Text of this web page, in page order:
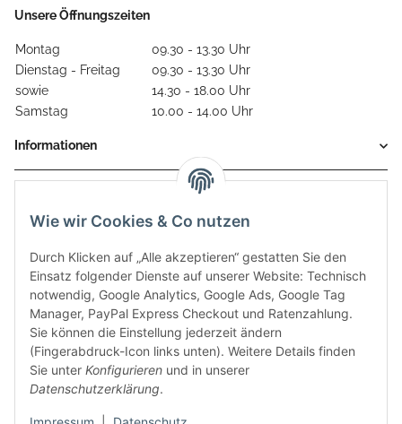
Wie wir Cookies & Co nutzen
Durch Klicken auf „Alle akzeptieren“ gestatten Sie den
Einsatz folgender Dienste auf unserer Website: Technisch
notwendig, Google Analytics, Google Ads, Google Tag
Manager, PayPal Express Checkout und Ratenzahlung.
Sie können die Einstellung jederzeit ändern
(Fingerabdruck-Icon links unten). Weitere Details finden
Sie unter Konfigurieren und in unserer
Datenschutzerklärung.
Unsere Öffnungszeiten
Montag
09.30 - 13.30 Uhr
Dienstag - Freitag
09.30 - 13.30 Uhr
sowie
14.30 - 18.00 Uhr
Samstag
10.00 - 14.00 Uhr
Informationen
Diese Seite wurde zuletzt am 08.07.2026 aktualisiert.